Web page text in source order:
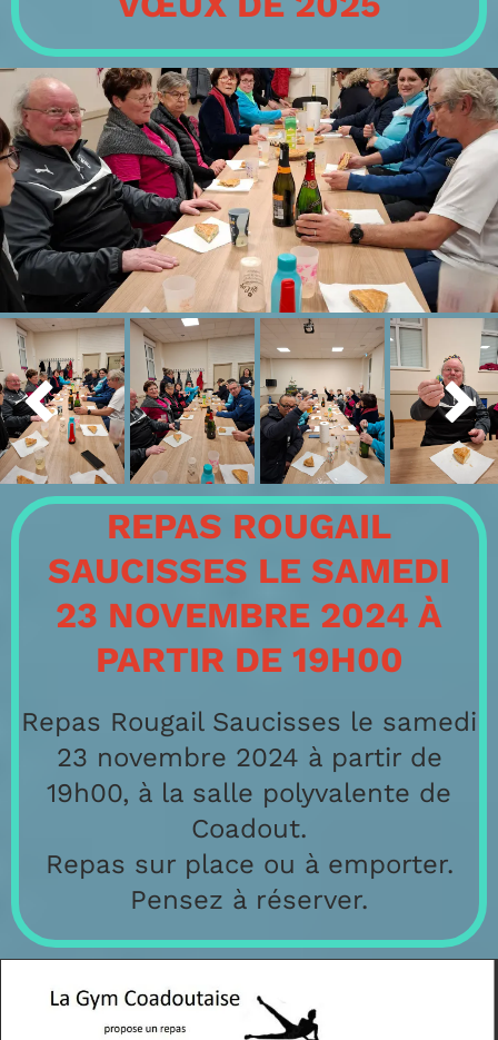
 
REPAS ROUGAIL
SAUCISSES LE SAMEDI
23 NOVEMBRE 2024 À
PARTIR DE 19H00
Repas Rougail Saucisses le samedi
23 novembre 2024 à partir de
19h00, à la salle polyvalente de
Coadout.
Repas sur place ou à emporter.
Pensez à réserver.